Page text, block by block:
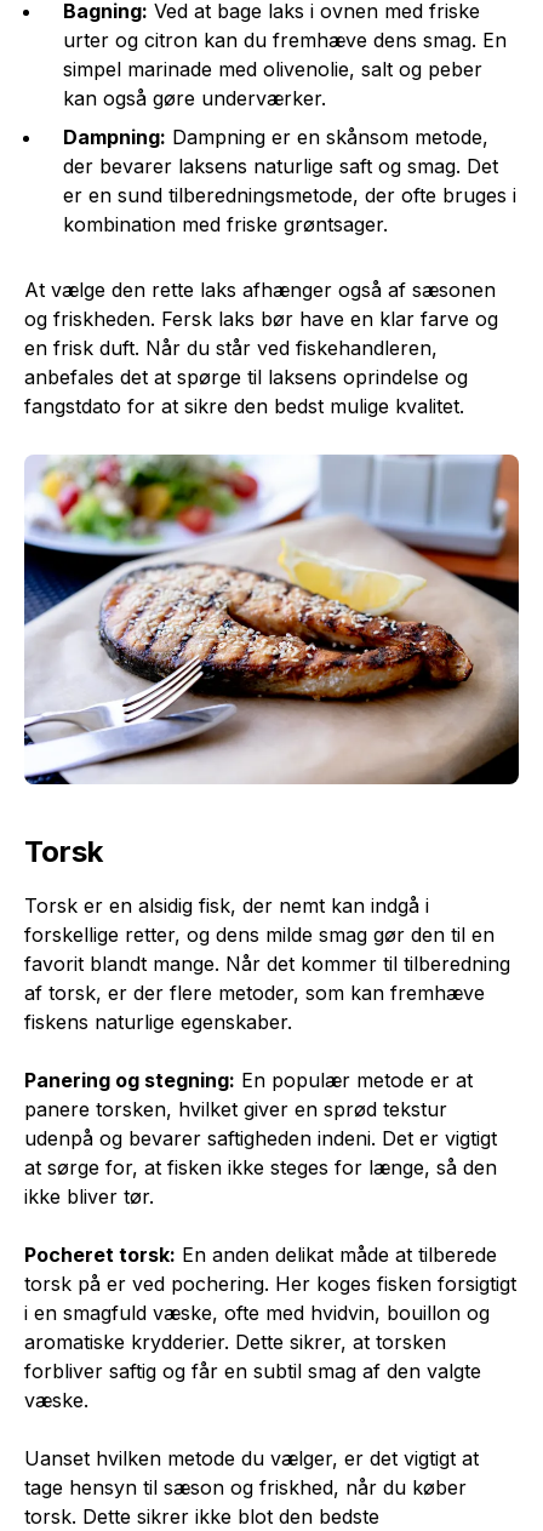
Bagning: Ved at bage laks i ovnen med friske
urter og citron kan du fremhæve dens smag. En
simpel marinade med olivenolie, salt og peber
kan også gøre underværker.
Dampning: Dampning er en skånsom metode,
der bevarer laksens naturlige saft og smag. Det
er en sund tilberedningsmetode, der ofte bruges i
kombination med friske grøntsager.
At vælge den rette laks afhænger også af sæsonen
og friskheden. Fersk laks bør have en klar farve og
en frisk duft. Når du står ved fiskehandleren,
anbefales det at spørge til laksens oprindelse og
fangstdato for at sikre den bedst mulige kvalitet.
Torsk
Torsk er en alsidig fisk, der nemt kan indgå i
forskellige retter, og dens milde smag gør den til en
favorit blandt mange. Når det kommer til tilberedning
af torsk, er der flere metoder, som kan fremhæve
fiskens naturlige egenskaber.
Panering og stegning: En populær metode er at
panere torsken, hvilket giver en sprød tekstur
udenpå og bevarer saftigheden indeni. Det er vigtigt
at sørge for, at fisken ikke steges for længe, så den
ikke bliver tør.
Pocheret torsk: En anden delikat måde at tilberede
torsk på er ved pochering. Her koges fisken forsigtigt
i en smagfuld væske, ofte med hvidvin, bouillon og
aromatiske krydderier. Dette sikrer, at torsken
forbliver saftig og får en subtil smag af den valgte
væske.
Uanset hvilken metode du vælger, er det vigtigt at
tage hensyn til sæson og friskhed, når du køber
torsk. Dette sikrer ikke blot den bedste